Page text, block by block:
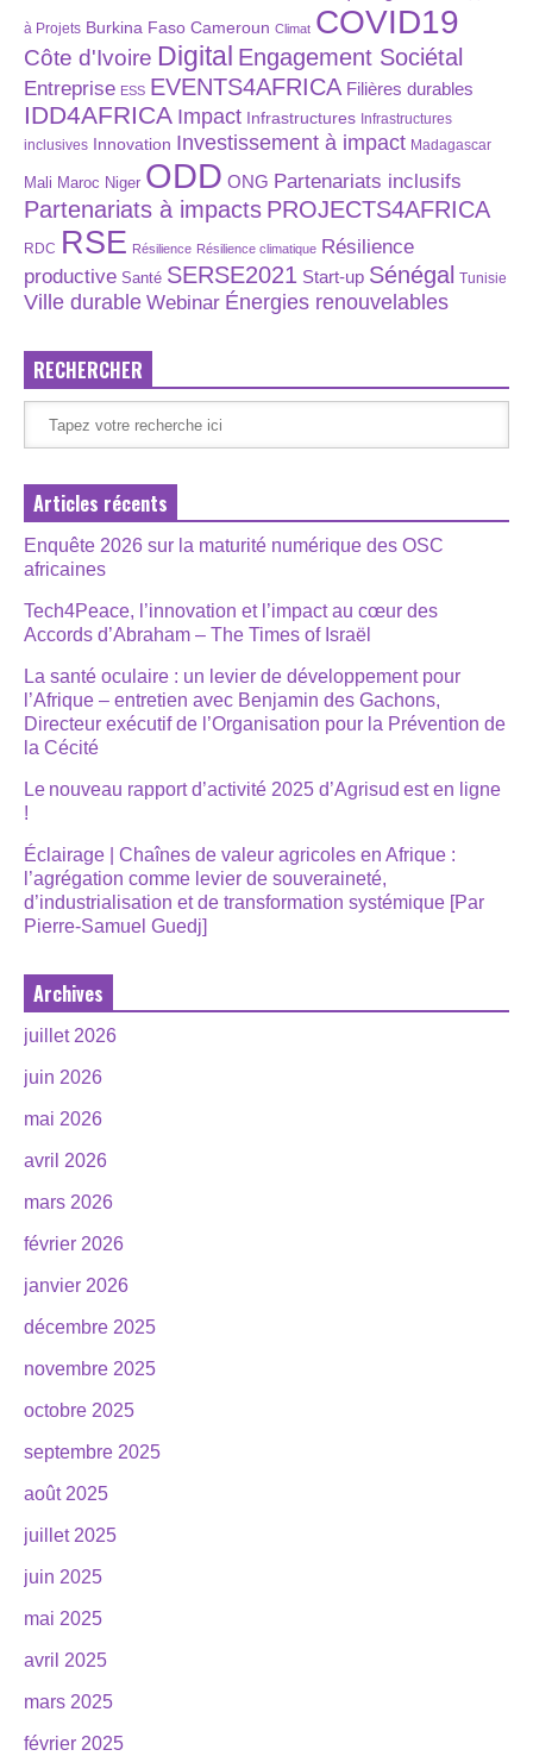
à Projets Burkina Faso Cameroun Climat COVID19
Côte d'Ivoire Digital Engagement Sociétal
Entreprise ESS EVENTS4AFRICA Filières durables
IDD4AFRICA Impact Infrastructures Infrastructures
inclusives Innovation Investissement à impact Madagascar
Mali Maroc Niger ODD ONG Partenariats inclusifs
Partenariats à impacts PROJECTS4AFRICA
RDC RSE Résilience Résilience climatique Résilience
productive Santé SERSE2021 Start-up Sénégal Tunisie
Ville durable Webinar Énergies renouvelables
RECHERCHER
Articles récents
Enquête 2026 sur la maturité numérique des OSC
africaines
Tech4Peace, l’innovation et l’impact au cœur des
Accords d’Abraham – The Times of Israël
La santé oculaire : un levier de développement pour
l’Afrique – entretien avec Benjamin des Gachons,
Directeur exécutif de l’Organisation pour la Prévention de
la Cécité
Le nouveau rapport d’activité 2025 d’Agrisud est en ligne
!
Éclairage | Chaînes de valeur agricoles en Afrique :
l’agrégation comme levier de souveraineté,
d’industrialisation et de transformation systémique [Par
Pierre-Samuel Guedj]
Archives
juillet 2026
juin 2026
mai 2026
avril 2026
mars 2026
février 2026
janvier 2026
décembre 2025
novembre 2025
octobre 2025
septembre 2025
août 2025
juillet 2025
juin 2025
mai 2025
avril 2025
mars 2025
février 2025